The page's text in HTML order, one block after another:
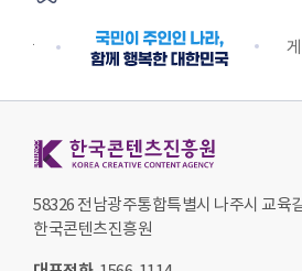
58326 전남광주통합특별시 나주시 교육
한국콘텐츠진흥원